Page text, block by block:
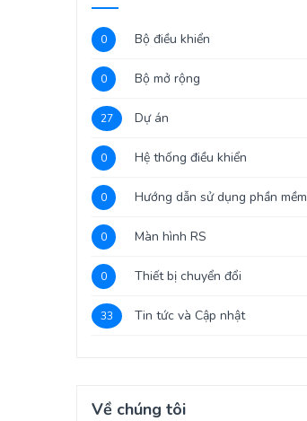
0 Bộ điều khiển
0 Bộ mở rộng
27 Dự án
0 Hệ thống điều khiển
0 Hướng dẫn sử dụng phần mềm
0 Màn hình RS
0 Thiết bị chuyển đổi
33 Tin tức và Cập nhật
Về chúng tôi